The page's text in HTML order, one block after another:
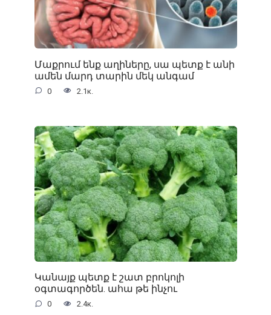
Մաքրում ենք աղիները, սա պետք է անի
ամեն մարդ տարին մեկ անգամ
0 2.1к.
Կանայք պետք է շատ բրոկոլի
օգտագործեն. ահա թե ինչու
0 2.4к.